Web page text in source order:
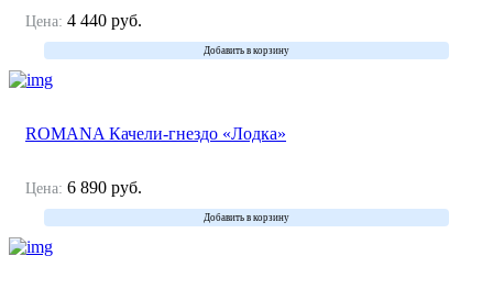
Цена: 4 440 руб.
Добавить в корзину
ROMANA Качели-гнездо «Лодка»
Цена: 6 890 руб.
Добавить в корзину